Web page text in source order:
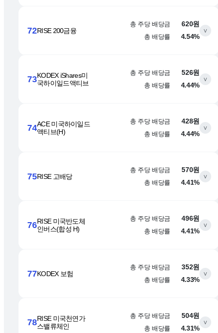
72RISE 200금융
총 주당 배당금
620원
총 배당률
4.54%
∨
73KODEX iShares미
국하이일드액티브
총 주당 배당금
526원
총 배당률
4.44%
∨
74ACE 미국하이일드
액티브(H)
총 주당 배당금
428원
총 배당률
4.44%
∨
75RISE 고배당
총 주당 배당금
570원
총 배당률
4.41%
∨
76RISE 미국반도체
인버스(합성 H)
총 주당 배당금
496원
총 배당률
4.41%
∨
77KODEX 보험
총 주당 배당금
352원
총 배당률
4.33%
∨
78RISE 미국천연가
스밸류체인
총 주당 배당금
504원
총 배당률
4.31%
∨